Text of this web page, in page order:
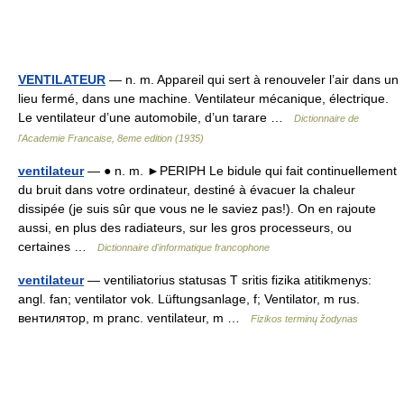
VENTILATEUR — n. m. Appareil qui sert à renouveler l’air dans un
lieu fermé, dans une machine. Ventilateur mécanique, électrique.
Le ventilateur d’une automobile, d’un tarare …
Dictionnaire de
l'Academie Francaise, 8eme edition (1935)
ventilateur— ● n. m. ►PERIPH Le bidule qui fait continuellement
du bruit dans votre ordinateur, destiné à évacuer la chaleur
dissipée (je suis sûr que vous ne le saviez pas!). On en rajoute
aussi, en plus des radiateurs, sur les gros processeurs, ou
certaines …
Dictionnaire d'informatique francophone
ventilateur— ventiliatorius statusas T sritis fizika atitikmenys:
angl. fan; ventilator vok. Lüftungsanlage, f; Ventilator, m rus.
вентилятор, m pranc. ventilateur, m …
Fizikos terminų žodynas